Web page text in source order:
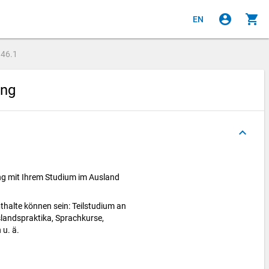
EN account_circle shopping_cart
46.1
keyboard_arrow_up
mit Ihrem Studium im Ausland
können sein: Teilstudium an
Sprachkurse,
u. ä.